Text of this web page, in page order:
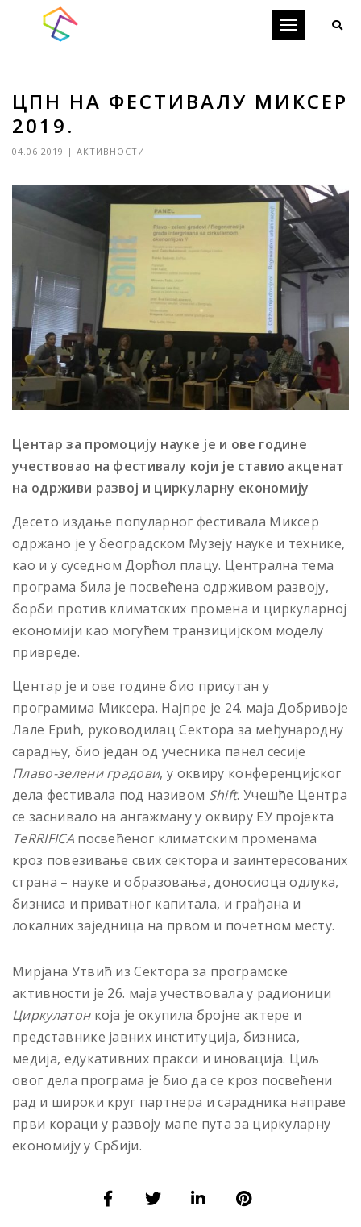
Toggle
ЦПН НА ФЕСТИВАЛУ МИКСЕР
2019.
04.06.2019 | АКТИВНОСТИ
Центар за промоцију науке је и ове године
учествовао на фестивалу који је ставио акценат
на одрживи развој и циркуларну економију
Десето издање популарног фестивала Миксер
одржано је у београдском Музеју науке и технике,
као и у суседном Дорћол плацу. Централна тема
програма била је посвећена одрживом развоју,
борби против климатских промена и циркуларној
економији као могућем транзицијском моделу
привреде.
Центар је и ове године био присутан у
програмима Миксера. Најпре је 24. маја Добривоје
Лале Ерић, руководилац Сектора за међународну
сарадњу, био један од учесника панел сесије
Плаво-зелени градови, у оквиру конференцијског
дела фестивала под називом Shift. Учешће Центра
се заснивало на ангажману у оквиру ЕУ пројекта
TeRRIFICAпосвећеног климатским променама
кроз повезивање свих сектора и заинтересованих
страна – науке и образовања, доносиоца одлука,
бизниса и приватног капитала, и грађана и
локалних заједница на првом и почетном месту.
Мирјана Утвић из Сектора за програмске
активности је 26. маја учествовала у радионици
Циркулатонкоја је окупила бројне актере и
представнике јавних институција, бизниса,
медија, едукативних пракси и иновација. Циљ
овог дела програма је био да се кроз посвећени
рад и широки круг партнера и сарадника направе
први кораци у развоју мапе пута за циркуларну
економију у Србији.